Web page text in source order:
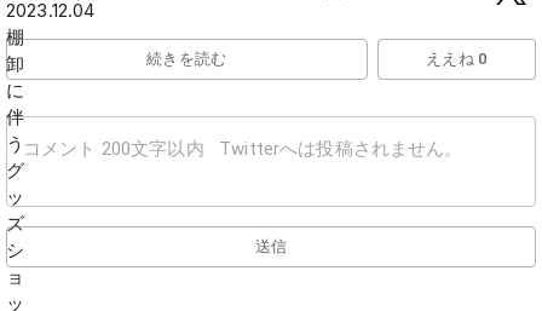
続きを読む ええね 0
送信